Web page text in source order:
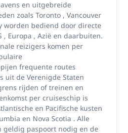
en uitgebreide
zoalsToronto ,Vancouver
worden bediend door directe
, Europa ,Azië en daarbuiten.
reizigers komen per
frequente routes
uit deVerenigde Staten
rijden of treinen en
percruiseschip is
en Pacifische kusten
en Nova Scotia . Alle
geldig paspoort nodig en de